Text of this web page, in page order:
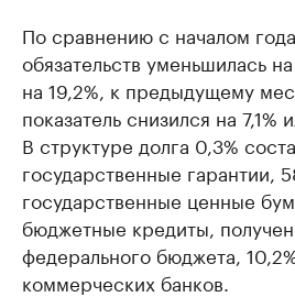
По сравнению с началом
обязательств уменьшилась
на 19,2%, к предыдущему
показатель снизился на
В структуре долга 0,3%
государственные гарантии,
государственные ценные
бюджетные кредиты,
федерального бюджета,
коммерческих банков.